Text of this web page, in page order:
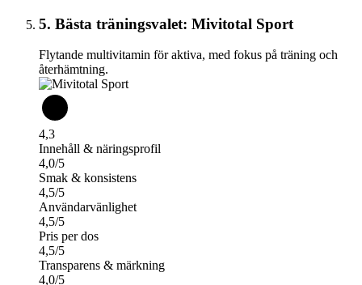
5. Bästa träningsvalet: Mivitotal Sport
Flytande multivitamin för aktiva, med fokus på träning och
återhämtning.
4,3
Innehåll & näringsprofil
4,0/5
Smak & konsistens
4,5/5
Användarvänlighet
4,5/5
Pris per dos
4,5/5
Transparens & märkning
4,0/5